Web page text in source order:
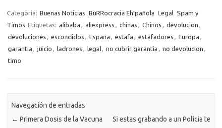
o
o
k
r
Li
n
k
A
p
p
a
m
g
er
er a
m
e
sn
m
p
ar
Categoría: Buenas Noticias BuRRocracia Eh!pañola Legal Spam y
Timos Etiquetas: alibaba , aliexpress , chinas , Chinos , devolucion ,
devoluciones , escondidos , España , estafa , estafadores , Europa ,
garantia , juicio , ladrones , legal, no cubrir garantia , no devolucion ,
timo
Navegación de entradas
← Primera Dosis de la Vacuna
Si estas grabando a un Policia te